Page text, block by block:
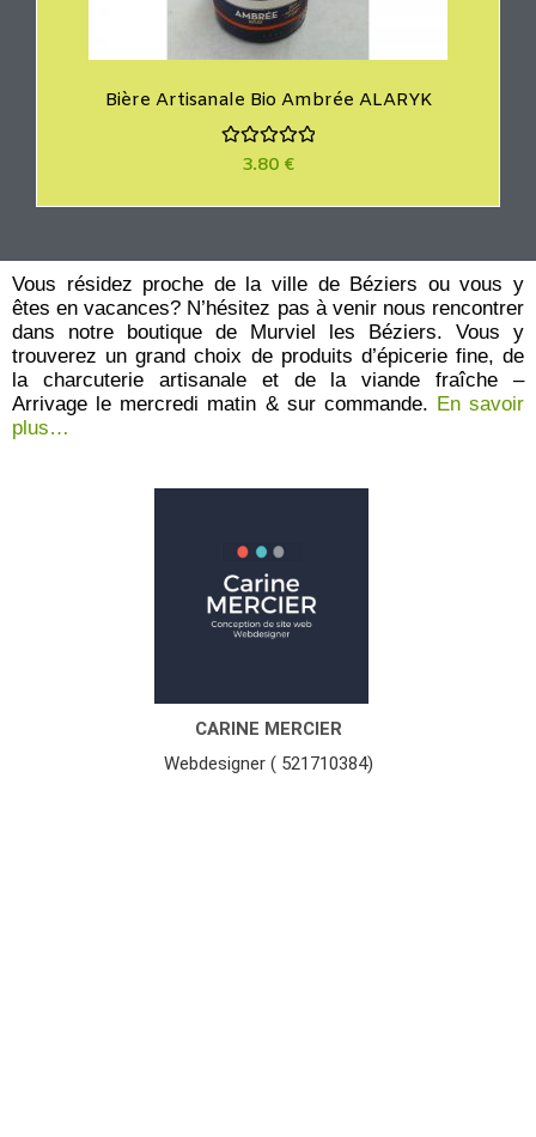
Bière Artisanale Bio Ambrée ALARYK
e
u
r
5
3.80 €
Vous résidez proche de la ville de Béziers ou vous y
êtes en vacances? N’hésitez pas à venir nous rencontrer
dans notre boutique de Murviel les Béziers. Vous y
trouverez un grand choix de produits d’épicerie fine, de
la charcuterie artisanale et de la viande fraîche –
Arrivage le mercredi matin & sur commande. En savoir
plus…
CARINE MERCIER
Webdesigner ( 521710384)